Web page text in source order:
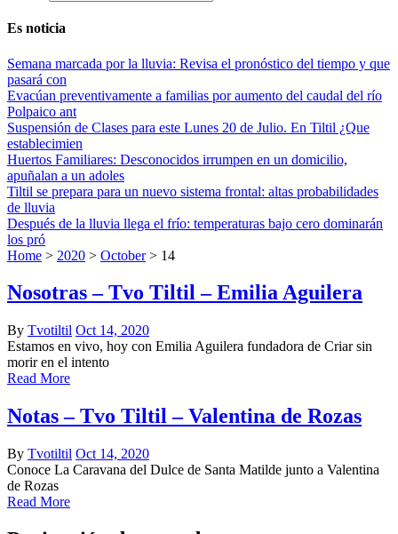
Es noticia
Semana marcada por la lluvia: Revisa el pronóstico del tiempo y que
pasará con
Evacúan preventivamente a familias por aumento del caudal del río
Polpaico ant
Suspensión de Clases para este Lunes 20 de Julio. En Tiltil ¿Que
establecimien
Huertos Familiares: Desconocidos irrumpen en un domicilio,
apuñalan a un adoles
Tiltil se prepara para un nuevo sistema frontal: altas probabilidades
de lluvia
Después de la lluvia llega el frío: temperaturas bajo cero dominarán
los pró
Home > 2020 > October> 14
Nosotras – Tvo Tiltil – Emilia Aguilera
By Tvotiltil Oct 14, 2020
Estamos en vivo, hoy con Emilia Aguilera fundadora de Criar sin
morir en el intento
Read More
Notas – Tvo Tiltil – Valentina de Rozas
By Tvotiltil Oct 14, 2020
Conoce La Caravana del Dulce de Santa Matilde junto a Valentina
de Rozas
Read More